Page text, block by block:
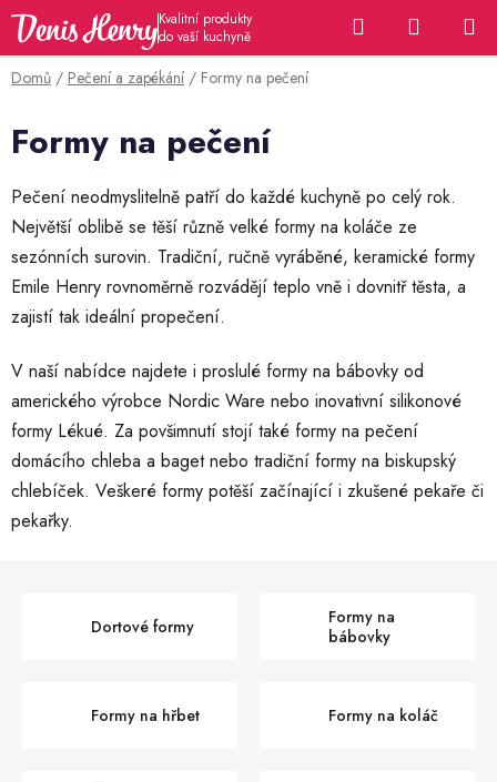
Přejít
obsah
Hledat
KOŠÍK
Domů / Pečení a zapékání / Formy na pečení
Formy na pečení
Pečení neodmyslitelně patří do každé kuchyně po celý rok.
Největší oblibě se těší různě velké formy na koláče ze
sezónních surovin. Tradiční, ručně vyráběné, keramické formy
Emile Henry rovnoměrně rozvádějí teplo vně i dovnitř těsta, a
zajistí tak ideální propečení.
V naší nabídce najdete i proslulé formy na bábovky od
amerického výrobce Nordic Ware nebo inovativní silikonové
formy Lékué. Za povšimnutí stojí také formy na pečení
domácího chleba a baget nebo tradiční formy na biskupský
chlebíček. Veškeré formy potěší začínající i zkušené pekaře či
pekařky.
Dortové formy
Formy na
bábovky
Formy na hřbet Formy na koláč